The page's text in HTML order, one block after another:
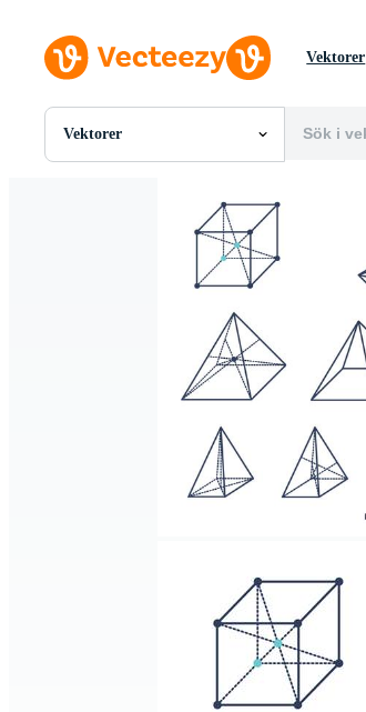
Vektorer
Vektorer
Alla Bilder
Redaktionella Bilder
Redaktionella Evenemang